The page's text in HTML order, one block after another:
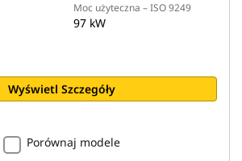
Moc użyteczna – ISO 9249
97 kW
Wyświetl Szczegóły
Porównaj modele